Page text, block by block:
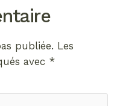
publiée. Les
avec *